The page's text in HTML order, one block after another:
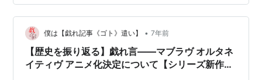
トータル・イクリプス
→「マブラヴ オルタネイティヴ トータル・イクリプ
」参照
れがあったりする というのも自分のパチスロ人生の中で
一撃枚数の最大を叩き出したのはこの機種である 打ち収
めって言うならここで一撃最大枚数を更新して良い思い
出にしたいよなぁ！ なんて気持ちもないわけではない
が、それは恐らく不可能（理由は…
僕は【戯れ記事《ゴト》遣い】 • 7年前
【歴史を振り返る】戯れ言――マブラヴ オルタネ
イティヴ アニメ化決定について【シリーズ新作